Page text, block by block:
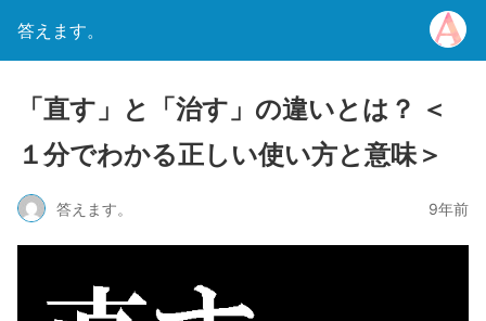
答えます。
「直す」と「治す」の違いとは？ ＜
１分でわかる正しい使い方と意味＞
答えます。 9年前